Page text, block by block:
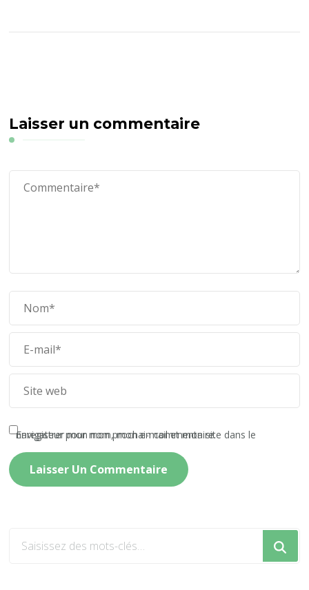
Laisser un commentaire
Enregistrer mon nom, mon e-mail et mon site dans le navigateur pour mon prochain commentaire.